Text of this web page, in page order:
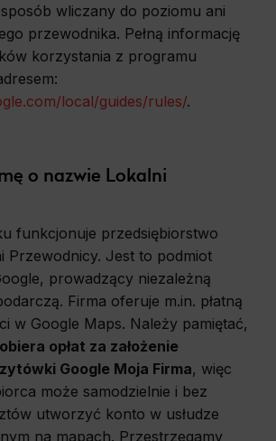
wliczany do poziomu ani
przewodnika. Pełną informację
korzystania z programu
local/guides/rules/.
o nazwie Lokalni
funkcjonuje przedsiębiorstwo
Przewodnicy. Jest to podmiot
prowadzący niezależną
Firma oferuje m.in. płatną
w Google Maps. Należy pamiętać,
opłat za założenie
Google Moja Firma, więc
może samodzielnie i bez
utworzyć konto w usłudze
na mapach. Przestrzegamy